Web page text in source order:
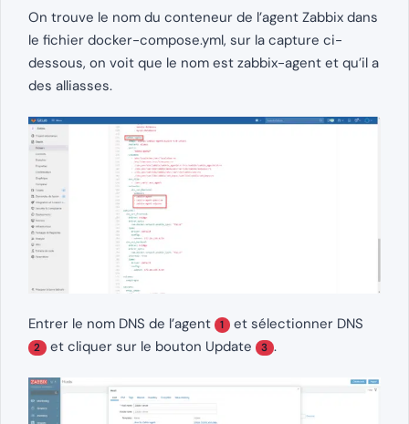
On trouve le nom du conteneur de l’agent Zabbix dans
le fichier docker-compose.yml, sur la capture ci-
dessous, on voit que le nom est zabbix-agent et qu’il a
des alliasses.
Entrer le nom DNS de l’agent 1 et sélectionner DNS
2 et cliquer sur le bouton Update 3 .